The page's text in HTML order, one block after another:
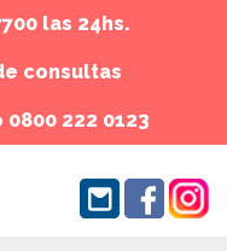
las 24hs.
consultas
222 0123